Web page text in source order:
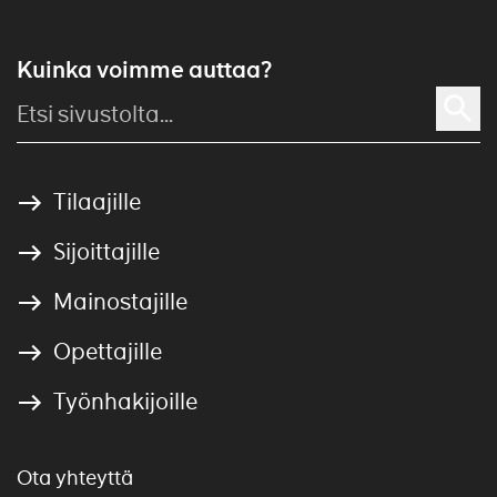
Kuinka voimme auttaa?
Tilaajille
Sijoittajille
Mainostajille
Opettajille
Työnhakijoille
Ota yhteyttä